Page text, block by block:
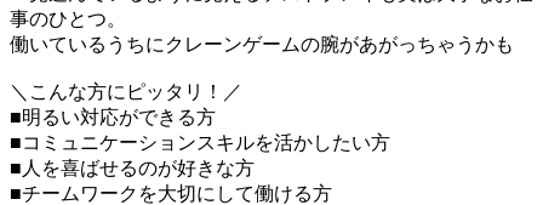
事のひとつ。
働いているうちにクレーンゲームの腕があがっちゃうかも
＼こんな方にピッタリ！／
■明るい対応ができる方
■コミュニケーションスキルを活かしたい方
■人を喜ばせるのが好きな方
■チームワークを大切にして働ける方